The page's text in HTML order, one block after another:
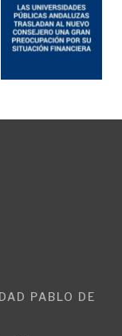
PABLO DE